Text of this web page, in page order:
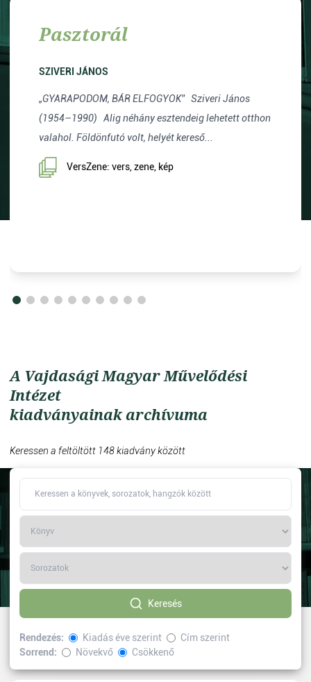
Pasztorál
SZIVERI JÁNOS
„GYARAPODOM, BÁR ELFOGYOK” Sziveri János
(1954–1990) Alig néhány esztendeig lehetett otthon
valahol. Földönfutó volt, helyét kereső...
VersZene: vers, zene, kép
A Vajdasági Magyar Művelődési
Intézet
kiadványainak archívuma
Keressen a feltöltött 148 kiadvány között
Keresés
Rendezés: Kiadás éve szerint
Cím szerint
Sorrend:
Növekvő Csökkenő
Kiválasztott címke:Néprajz